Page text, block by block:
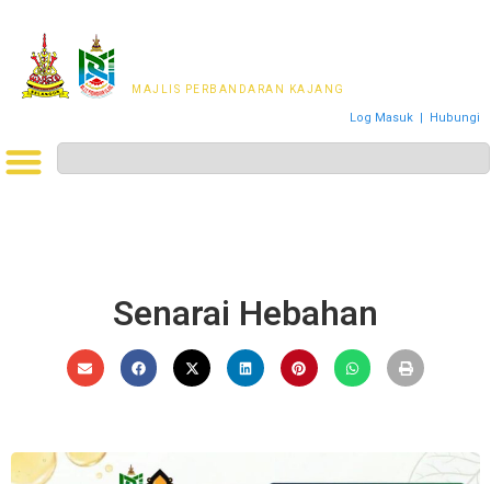
MAJLIS PERBANDARAN KAJANG
Log Masuk | Hubungi
Senarai Hebahan